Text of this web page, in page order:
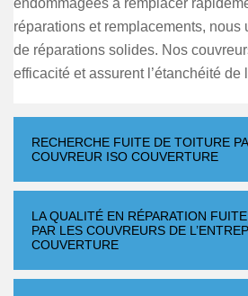
endommagées à remplacer
réparations et remplacements, nous
de réparations solides. Nos
efficacité et assurent l’étanchéité de
RECHERCHE FUITE DE TOITURE
COUVREUR ISO COUVERTURE
LA QUALITÉ EN RÉPARATION
PAR LES COUVREURS DE
COUVERTURE